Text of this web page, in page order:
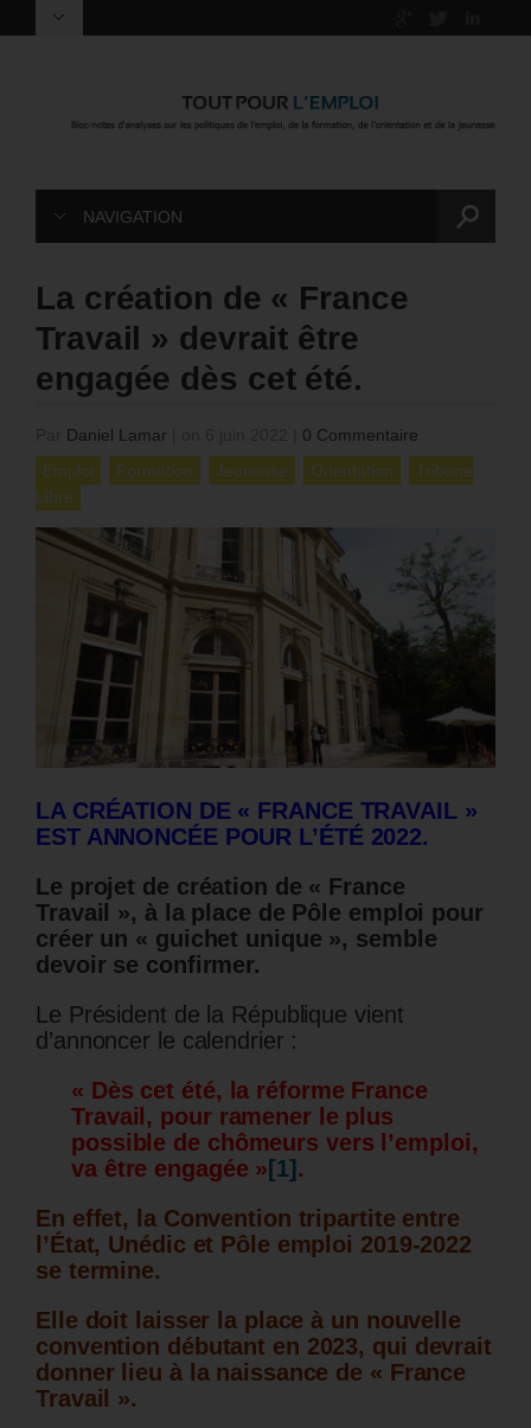
NAVIGATION
La création de « France
Travail » devrait être
engagée dès cet été.
Daniel Lamar
0 Commentaire
Emploi
Formation Jeunesse Orientation
Tribune
Libre
LA CRÉATION DE « FRANCE TRAVAIL »
EST ANNONCÉE POUR L’ÉTÉ 2022.
Le projet de création de « France
Travail », à la place de Pôle emploi pour
créer un « guichet unique », semble
devoir se confirmer.
Le Président de la République vient
d’annoncer le calendrier :
« Dès cet été, la réforme France
Travail, pour ramener le plus
possible de chômeurs vers l’emploi,
va être engagée » [1] .
En effet, la Convention tripartite entre
l’État, Unédic et Pôle emploi 2019-2022
se termine.
Elle doit laisser la place à un nouvelle
convention débutant en 2023, qui devrait
donner lieu à la naissance de « France
Travail ».